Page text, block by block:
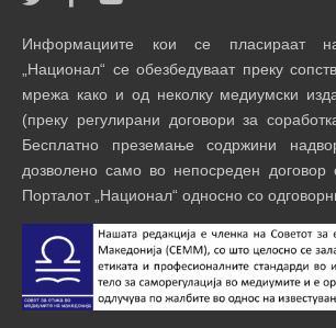
Информациите кои се пласираат
„Национал“ се обезбедуваат преку
мрежа како и од неколку медиумски
(преку регулирани договори за
Бесплатно преземање содржини
дозволено само во непосреден договор
Порталот „Национал“ односно со